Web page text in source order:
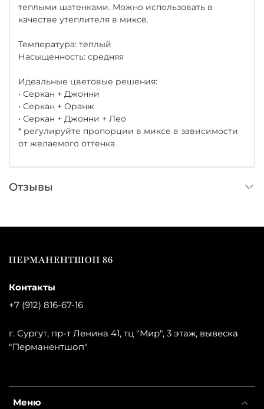
теплыми шатенками. Можно использовать в
качестве утеплителя в миксе.
Температура: теплый
Насыщенность: средняя
Идеальные цветовые решения:
• Серкан + Джонни
• Серкан + Оранж
• Серкан + Джонни + Лео
* регулируйте пропорции в миксе в зависимости
от желаемого оттенка
Отзывы
Меню
Контакты
+7 (912) 816-67-16
г. Сургут, пр-т Ленина 41, тц "Мир", 3 этаж, вывеска
"Перманентшоп"